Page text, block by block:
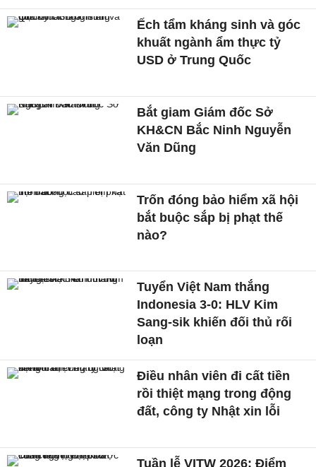
Ếch tẩm kháng sinh và góc
khuất ngành ẩm thực tỷ
USD ở Trung Quốc
Bắt giam Giám đốc Sở
KH&CN Bắc Ninh Nguyễn
Văn Dũng
Trốn đóng bảo hiểm xã hội
bắt buộc sắp bị phạt thế
nào?
Tuyển Việt Nam thắng
Indonesia 3-0: HLV Kim
Sang-sik khiến đối thủ rối
loạn
Điều nhân viên đi cất tiền
rồi thiệt mạng trong động
đất, công ty Nhật xin lỗi
Tuần lễ VITW 2026: Điểm